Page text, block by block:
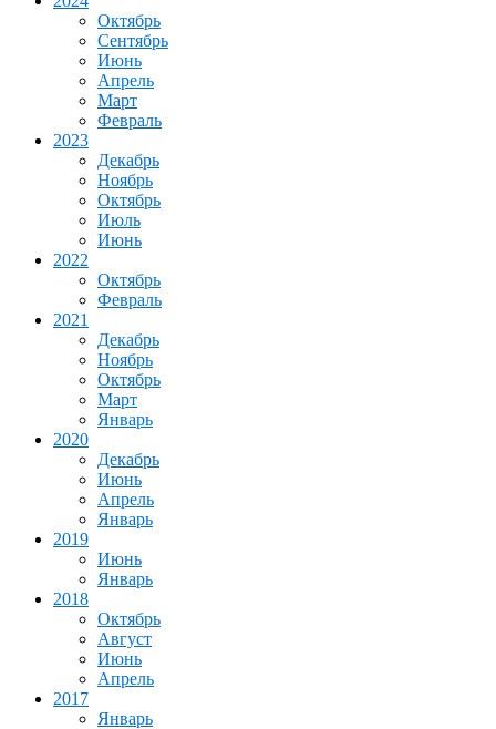
Октябрь
Сентябрь
Июнь
Апрель
Март
Февраль
2023
Декабрь
Ноябрь
Октябрь
Июль
Июнь
2022
Октябрь
Февраль
2021
Декабрь
Ноябрь
Октябрь
Март
Январь
2020
Декабрь
Июнь
Апрель
Январь
2019
Июнь
Январь
2018
Октябрь
Август
Июнь
Апрель
2017
Январь